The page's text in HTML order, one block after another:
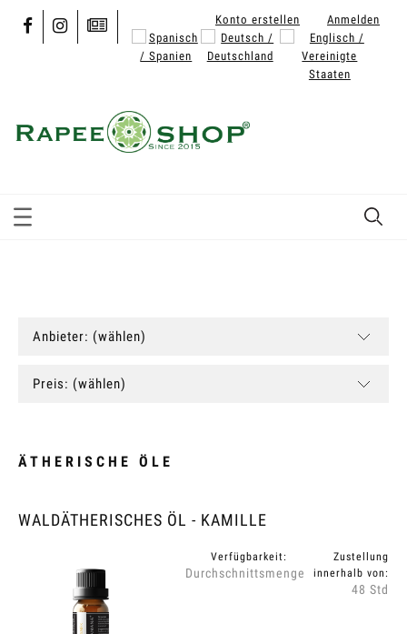
Konto erstellen Anmelden
Anbieter: (wählen)
Preis: (wählen)
ÄTHERISCHE ÖLE
WALDÄTHERISCHES ÖL - KAMILLE
Verfügbarkeit:
Durchschnittsmenge
Zustellung
innerhalb von:
48 Std